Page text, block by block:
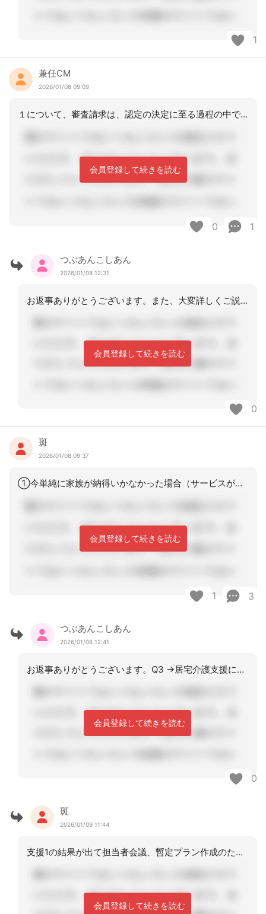
1
兼任CM
2026/01/08 09:09
１について、審査請求は、認定の決定に至る過程の中で違法行為があったのかを確認する
会員登録して続きを読む
0 1
つぶあんこしあん
2026/01/08 12:31
お返事ありがとうございます。また、大変詳しくご説明していただき、理解しやすかった
会員登録して続きを読む
0
斑
2026/01/08 09:37
①今単純に家族が納得いかなかった場合（サービスが不足してしまうから、状態と介護度
会員登録して続きを読む
1 3
つぶあんこしあん
2026/01/08 12:41
お返事ありがとうございます。Q3 →居宅介護支援においては、遅れても同月内に担当
会員登録して続きを読む
0
斑
2026/01/09 11:44
支援1の結果が出て担当者会議、暫定プラン作成のための担当者会議の2回必要になりま
会員登録して続きを読む